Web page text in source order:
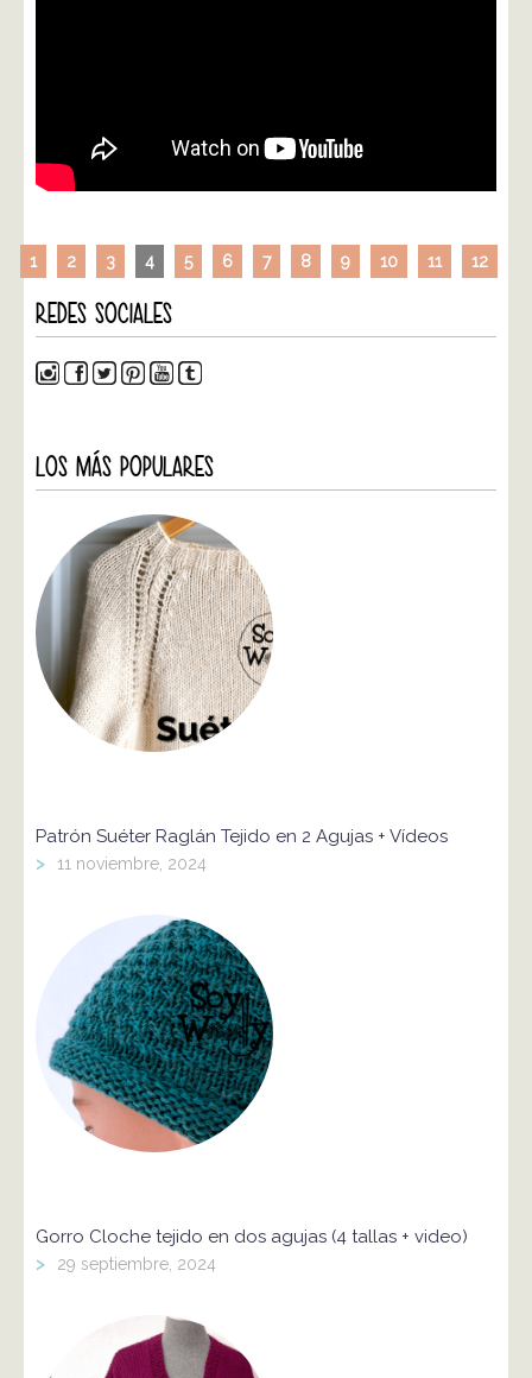
1 2 3 4 5 6 7 8 9 10 11 12
REDES SOCIALES
LOS MÁS POPULARES
Patrón Suéter Raglán Tejido en 2 Agujas + Vídeos
> 11 noviembre, 2024
Gorro Cloche tejido en dos agujas (4 tallas + video)
> 29 septiembre, 2024